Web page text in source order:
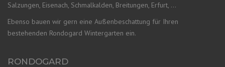
Salzungen, Eisenach, Schmalkalden, Breitungen, Erfurt, …
Ebenso bauen wir gern eine Außenbeschattung für Ihren
bestehenden Rondogard Wintergarten ein.
RONDOGARD